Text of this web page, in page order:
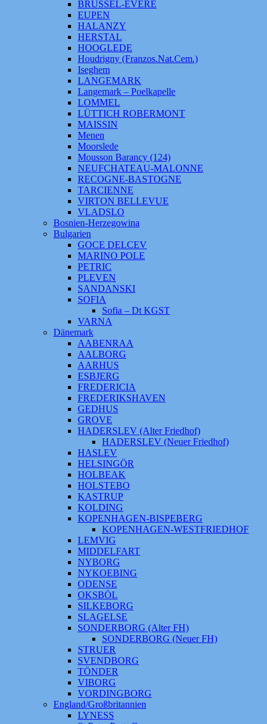
BRÜSSEL-EVERE
EUPEN
HALANZY
HERSTAL
HOOGLEDE
Houdrigny (Franzos.Nat.Cem.)
Iseghem
LANGEMARK
Langemark – Poelkapelle
LOMMEL
LÜTTICH ROBERMONT
MAISSIN
Menen
Moorslede
Mousson Barancy (124)
NEUFCHATEAU-MALONNE
RECOGNE-BASTOGNE
TARCIENNE
VIRTON BELLEVUE
VLADSLO
Bosnien-Herzegowina
Bulgarien
GOCE DELCEV
MARINO POLE
PETRIC
PLEVEN
SANDANSKI
SOFIA
Sofia – Dt KGST
VARNA
Dänemark
AABENRAA
AALBORG
AARHUS
ESBJERG
FREDERICIA
FREDERIKSHAVEN
GEDHUS
GROVE
HADERSLEV (Alter Friedhof)
HADERSLEV (Neuer Friedhof)
HASLEV
HELSINGÖR
HOLBEAK
HOLSTEBO
KASTRUP
KOLDING
KOPENHAGEN-BISPEBERG
KOPENHAGEN-WESTFRIEDHOF
LEMVIG
MIDDELFART
NYBORG
NYKOEBING
ODENSE
OKSBÖL
SILKEBORG
SLAGELSE
SONDERBORG (Alter FH)
SONDERBORG (Neuer FH)
STRUER
SVENDBORG
TÖNDER
VIBORG
VORDINGBORG
England/Großbritannien
LYNESS